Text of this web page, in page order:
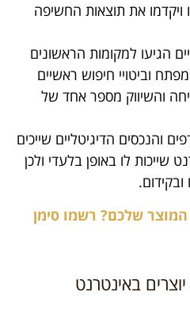
ויקדמו את תוצאות החשיפה
הגיעו למקומות הראשונים
וביטויי חיפוש ראשיים
והשיווק מספר אחד של
והנכסים הדיגיטליים שייכים
שייכות לו באופן בלעדי ולכן
המוצר שלכם? רשמו סימן
באינטרנט